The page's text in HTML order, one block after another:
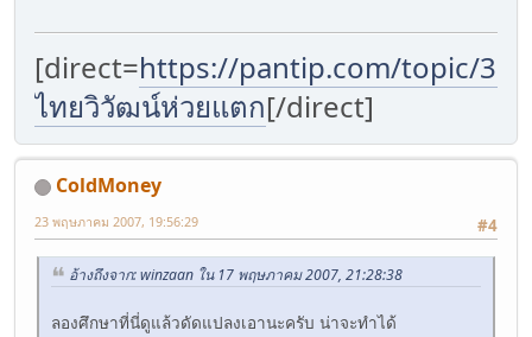
[direct=https://pantip.com/topic/
ไทยวิวัฒน์ห่วยแตก[/direct]
ColdMoney
#4
23 พฤษภาคม 2007, 19:56:29
อ้างถึงจาก: winzaan ใน 17 พฤษภาคม 2007, 21:28:38
ลองศึกษาที่นี่ดูแล้วดัดแปลงเอานะครับ น่าจะทำได้